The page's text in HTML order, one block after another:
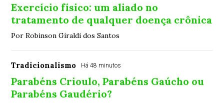
Exercício físico: um aliado no
tratamento de qualquer doença crônica
Por Robinson Giraldi dos Santos
Tradicionalismo Há 48 minutos
Parabéns Crioulo, Parabéns Gaúcho ou
Parabéns Gaudério?